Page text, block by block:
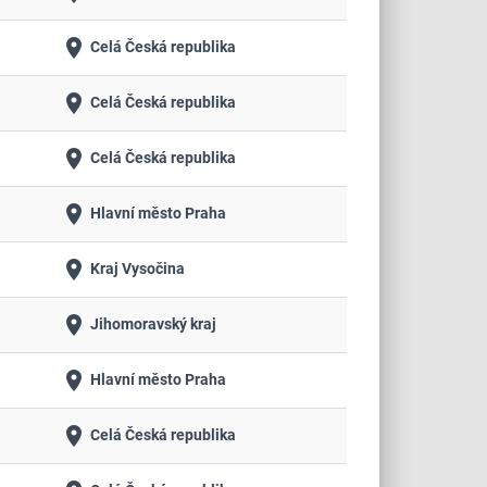
place Celá Česká republika
place Celá Česká republika
place Celá Česká republika
place Hlavní město Praha
place Kraj Vysočina
place Jihomoravský kraj
place Hlavní město Praha
place Celá Česká republika